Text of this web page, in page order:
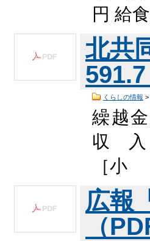
円 給
北共
くらしの情報 >
繰越
収 入
［小
広報
（